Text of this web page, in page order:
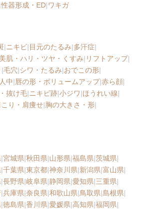
性器形成・ED|ワキガ
| ニキビ|目元のたるみ|多汗症|
肌・ハリ・ツヤ・くすみ| リフトアップ|
|毛穴|シワ・たるみ|おでこの形|
人中|唇の形・ボリュームアップ|赤ら顔|
抜け毛| ニキビ跡|小ジワ|ほうれい線|
こり・肩痩せ|胸の大きさ・形|
|宮城県|秋田県|山形県|福島県|茨城県|
|千葉県|東京都|神奈川県|新潟県|富山県|
|長野県|岐阜県|静岡県|愛知県|三重県|
|兵庫県|奈良県|和歌山県|鳥取県|島根県|
|徳島県|香川県|愛媛県|高知県|福岡県|